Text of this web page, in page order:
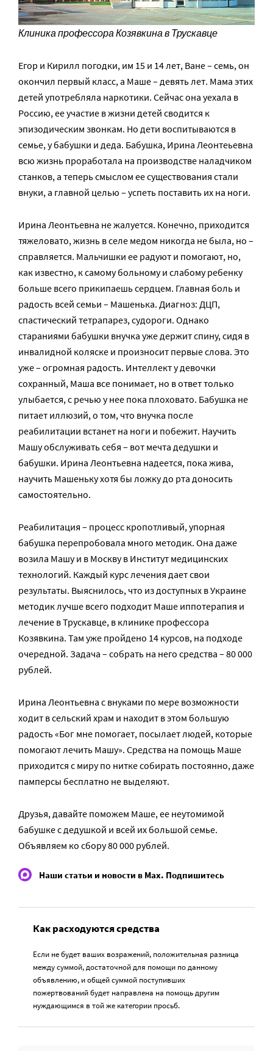
Клиника профессора Козявкина в Трускавце
Егор и Кирилл погодки, им 15 и 14 лет, Ване – семь, он
окончил первый класс, а Маше – девять лет. Мама этих
детей употребляла наркотики. Сейчас она уехала в
Россию, ее участие в жизни детей сводится к
эпизодическим звонкам. Но дети воспитываются в
семье, у бабушки и деда. Бабушка, Ирина Леонтеьевна
всю жизнь проработала на производстве наладчиком
станков, а теперь смыслом ее существования стали
внуки, а главной целью – успеть поставить их на ноги.
Ирина Леонтьевна не жалуется. Конечно, приходится
тяжеловато, жизнь в селе медом никогда не была, но –
справляется. Мальчишки ее радуют и помогают, но,
как известно, к самому больному и слабому ребенку
больше всего прикипаешь сердцем. Главная боль и
радость всей семьи – Машенька. Диагноз: ДЦП,
спастический тетрапарез, судороги. Однако
стараниями бабушки внучка уже держит спину, сидя в
инвалидной коляске и произносит первые слова. Это
уже – огромная радость. Интеллект у девочки
сохранный, Маша все понимает, но в ответ только
улыбается, с речью у нее пока плоховато. Бабушка не
питает иллюзий, о том, что внучка после
реабилитации встанет на ноги и побежит. Научить
Машу обслуживать себя – вот мечта дедушки и
бабушки. Ирина Леонтьевна надеется, пока жива,
научить Машеньку хотя бы ложку до рта доносить
самостоятельно.
Реабилитация – процесс кропотливый, упорная
бабушка перепробовала много методик. Она даже
возила Машу и в Москву в Институт медицинских
технологий. Каждый курс лечения дает свои
результаты. Выяснилось, что из доступных в Украине
методик лучше всего подходит Маше иппотерапия и
лечение в Трускавце, в клинике профессора
Козявкина. Там уже пройдено 14 курсов, на подходе
очередной. Задача – собрать на него средства – 80 000
рублей.
Ирина Леонтьевна с внуками по мере возможности
ходит в сельский храм и находит в этом большую
радость «Бог мне помогает, посылает людей, которые
помогают лечить Машу». Средства на помощь Маше
приходится с миру по нитке собирать постоянно, даже
памперсы бесплатно не выделяют.
Друзья, давайте поможем Маше, ее неутомимой
бабушке с дедушкой и всей их большой семье.
Объявляем ко сбору 80 000 рублей.
Наши статьи и новости в Max. Подпишитесь
Как расходуются средства
Если не будет ваших возражений, положительная разница
между суммой, достаточной для помощи по данному
объявлению, и общей суммой поступивших
пожертвований будет направлена на помощь другим
нуждающимся в той же категории просьб.